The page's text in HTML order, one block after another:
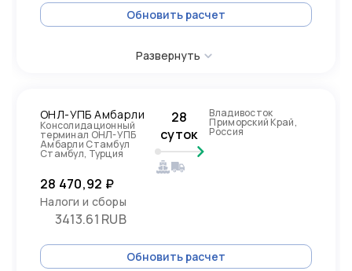
Обновить расчет
Развернуть
ОНЛ-УПБ Амбарли
Консолидационный
терминал ОНЛ-УПБ
Амбарли Стамбул
Стамбул, Турция
28
суток
Владивосток
Приморский Край,
Россия
28 470,92 ₽
Налоги и сборы
3413.61 RUB
Обновить расчет